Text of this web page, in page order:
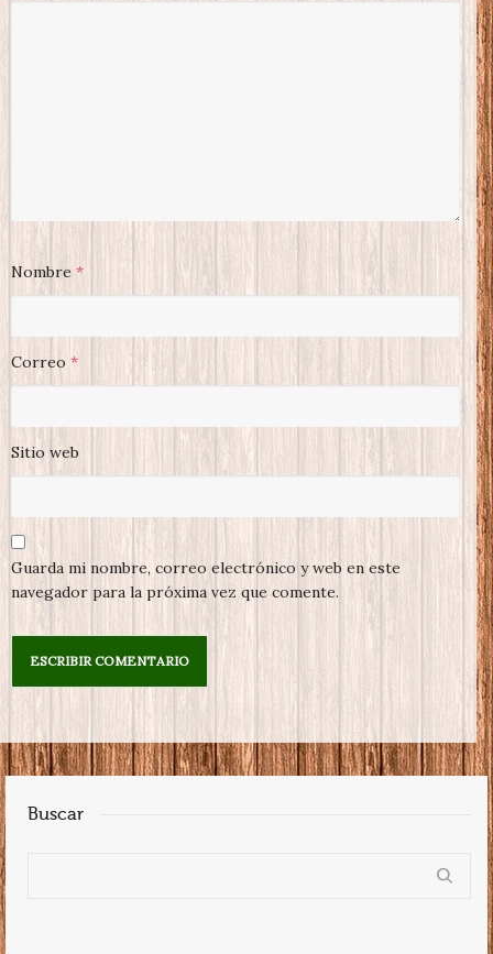
Nombre *
Correo *
Sitio web
Guarda mi nombre, correo electrónico y web en este
navegador para la próxima vez que comente.
Buscar